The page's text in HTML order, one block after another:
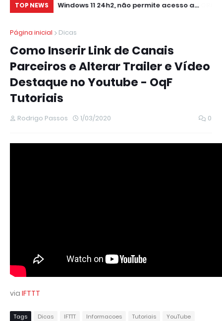
TOP NEWS
IMPRESSORA
Windows 11 24h2, não permite acesso a
outros
Página inicial
Dicas
Como Inserir Link de Canais
Parceiros e Alterar Trailer e Vídeo
Destaque no Youtube - OqF
Tutoriais
Rodrigo Passos 1/03/2020 0
via IFTTT
Tags Dicas IFTTT Informacoes Tutoriais YouTube